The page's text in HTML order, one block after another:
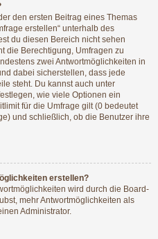
den ersten Beitrag eines Themas
erstellen“ unterhalb des
du diesen Bereich nicht sehen
die Berechtigung, Umfragen zu
zwei Antwortmöglichkeiten in
dabei sicherstellen, dass jede
steht. Du kannst auch unter
wie viele Optionen ein
für die Umfrage gilt (0 bedeutet
und schließlich, ob die Benutzer ihre
erstellen?
wird durch die Board-
mehr Antwortmöglichkeiten als
Administrator.